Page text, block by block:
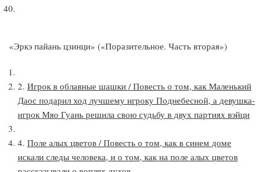
«Эркэ пайань цзинци» («Поразительное. Часть вторая»)
2. Игрок в облавные шашки / Повесть о том, как Маленький
Даос подарил ход лучшему игроку Поднебесной, а девушка-
игрок Мяо Гуань решила свою судьбу в двух партиях вэйци
4. Поле алых цветов / Повесть о том, как в синем доме
искали следы человека, и о том, как на поле алых цветов